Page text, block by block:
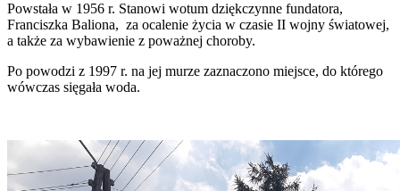
Powstała w 1956 r. Stanowi wotum dziękczynne fundatora,
Franciszka Baliona, za ocalenie życia w czasie II wojny światowej,
a także za wybawienie z poważnej choroby.
Po powodzi z 1997 r. na jej murze zaznaczono miejsce, do którego
wówczas sięgała woda.